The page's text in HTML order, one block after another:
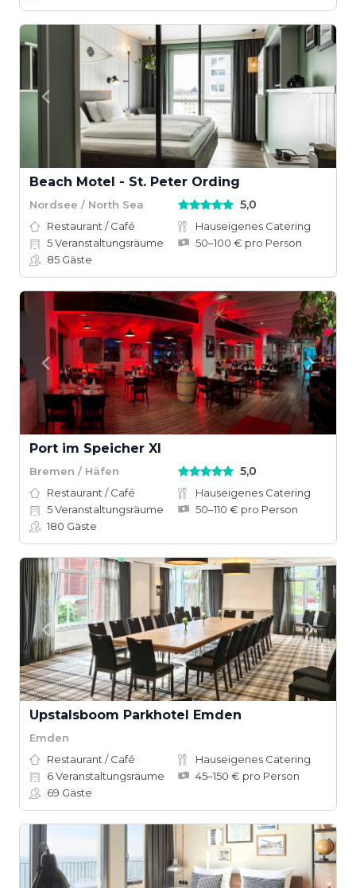
Beach Motel - St. Peter Ording
Nordsee / North Sea 5,0
Restaurant / Café
Hauseigenes Catering
5Veranstaltungsräume
50–100 € pro Person
85 Gäste
Port im Speicher XI
Bremen / Häfen 5,0
Restaurant / Café
Hauseigenes Catering
5Veranstaltungsräume
50–110 € pro Person
180 Gäste
Upstalsboom Parkhotel Emden
Emden
Restaurant / Café
Hauseigenes Catering
6Veranstaltungsräume
45–150 € pro Person
69 Gäste